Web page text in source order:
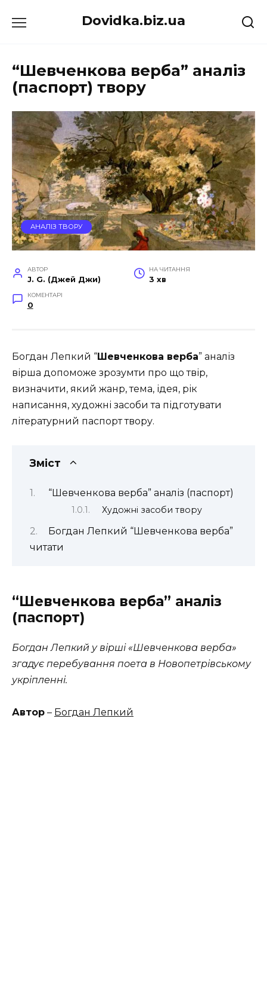
до
Dovidka.biz.ua
“Шевченкова верба” аналіз
(паспорт) твору
АНАЛІЗ ТВОРУ
АВТОР
J. G. (Джей Джи)
НА ЧИТАННЯ
3 хв
КОМЕНТАРІ
0
Богдан Лепкий “Шевченкова верба” аналіз
вірша допоможе зрозумти про що твір,
визначити, який жанр, тема, ідея, рік
написання, художні засоби та підготувати
літературний паспорт твору.
Зміст
“Шевченкова верба” аналіз (паспорт)
Художні засоби твору
Богдан Лепкий “Шевченкова верба”
читати
“Шевченкова верба” аналіз
(паспорт)
Богдан Лепкий у вірші «Шевченкова верба»
згадує перебування поета в Новопетрівському
укріпленні.
Автор – Богдан Лепкий